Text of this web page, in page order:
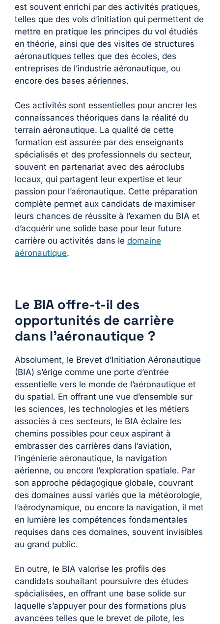
est souvent enrichi par des activités pratiques,
telles que des vols d’initiation qui permettent de
mettre en pratique les principes du vol étudiés
en théorie, ainsi que des visites de structures
aéronautiques telles que des écoles, des
entreprises de l’industrie aéronautique, ou
encore des bases aériennes.
Ces activités sont essentielles pour ancrer les
connaissances théoriques dans la réalité du
terrain aéronautique. La qualité de cette
formation est assurée par des enseignants
spécialisés et des professionnels du secteur,
souvent en partenariat avec des aéroclubs
locaux, qui partagent leur expertise et leur
passion pour l’aéronautique. Cette préparation
complète permet aux candidats de maximiser
leurs chances de réussite à l’examen du BIA et
d’acquérir une solide base pour leur future
carrière ou activités dans le domaine
aéronautique.
Le BIA offre-t-il des
opportunités de carrière
dans l’aéronautique ?
Absolument, le Brevet d’Initiation Aéronautique
(BIA) s’érige comme une porte d’entrée
essentielle vers le monde de l’aéronautique et
du spatial. En offrant une vue d’ensemble sur
les sciences, les technologies et les métiers
associés à ces secteurs, le BIA éclaire les
chemins possibles pour ceux aspirant à
embrasser des carrières dans l’aviation,
l’ingénierie aéronautique, la navigation
aérienne, ou encore l’exploration spatiale. Par
son approche pédagogique globale, couvrant
des domaines aussi variés que la météorologie,
l’aérodynamique, ou encore la navigation, il met
en lumière les compétences fondamentales
requises dans ces domaines, souvent invisibles
au grand public.
En outre, le BIA valorise les profils des
candidats souhaitant poursuivre des études
spécialisées, en offrant une base solide sur
laquelle s’appuyer pour des formations plus
avancées telles que le brevet de pilote, les